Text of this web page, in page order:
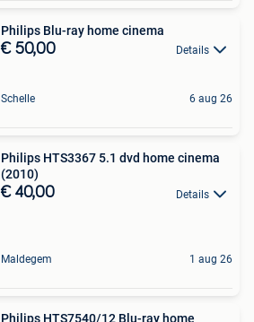
Philips Blu-ray home cinema
€ 50,00 Details
Schelle 6 aug 26
Philips HTS3367 5.1 dvd home cinema
(2010)
€ 40,00 Details
Maldegem 1 aug 26
Philips HTS7540/12 Blu-ray home